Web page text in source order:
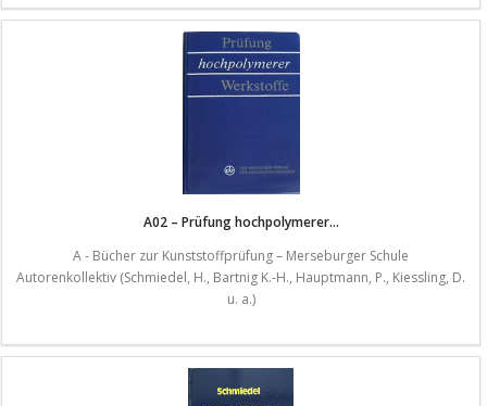
A02 – Prüfung hochpolymerer...
A - Bücher zur Kunststoffprüfung – Merseburger Schule
Autorenkollektiv (Schmiedel, H., Bartnig K.-H., Hauptmann, P., Kiessling, D.
u. a.)